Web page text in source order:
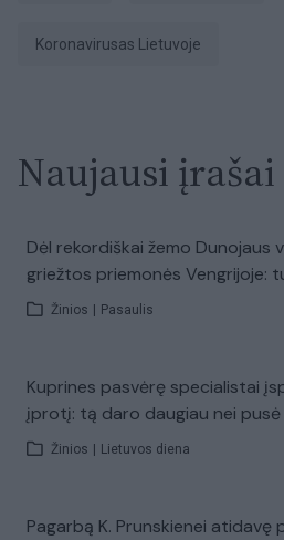
Koronavirusas Lietuvoje
Naujausi įrašai
Dėl rekordiškai žemo Dunojaus
griežtos priemonės Vengrijoje:
Žinios Pasaulis
Kuprines pasvėrę specialistai
įprotį: tą daro daugiau nei
Žinios Lietuvos diena
Pagarbą K. Prunskienei atidavę